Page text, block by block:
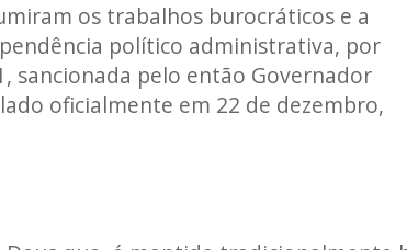
os trabalhos burocráticos e a
político administrativa, por
sancionada pelo então Governador
oficialmente em 22 de dezembro,